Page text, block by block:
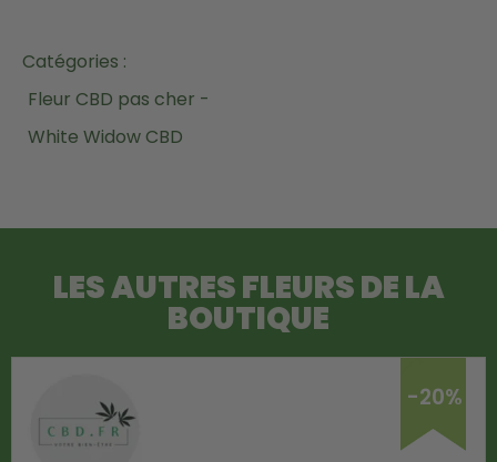
Catégories :
Fleur CBD pas cher -
White Widow CBD
LES AUTRES FLEURS DE LA
BOUTIQUE
-20%